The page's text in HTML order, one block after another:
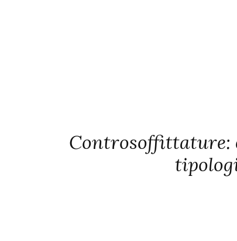
Controsoffittature: